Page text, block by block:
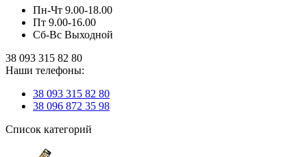
Пн-Чт 9.00-18.00
Пт 9.00-16.00
Сб-Вс Выходной
38 093 315 82 80
Наши телефоны:
38 093 315 82 80
38 096 872 35 98
Список категорий